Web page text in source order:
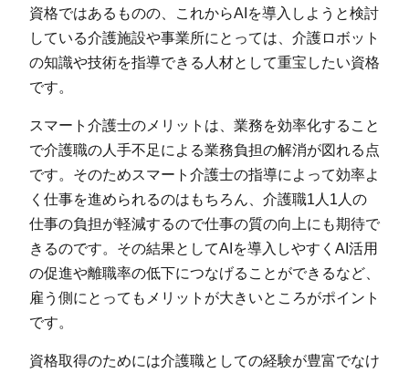
資格ではあるものの、これからAIを導入しようと検討
している介護施設や事業所にとっては、介護ロボット
の知識や技術を指導できる人材として重宝したい資格
です。
スマート介護士のメリットは、業務を効率化すること
で介護職の人手不足による業務負担の解消が図れる点
です。そのためスマート介護士の指導によって効率よ
く仕事を進められるのはもちろん、介護職1人1人の
仕事の負担が軽減するので仕事の質の向上にも期待で
きるのです。その結果としてAIを導入しやすくAI活用
の促進や離職率の低下につなげることができるなど、
雇う側にとってもメリットが大きいところがポイント
です。
資格取得のためには介護職としての経験が豊富でなけ